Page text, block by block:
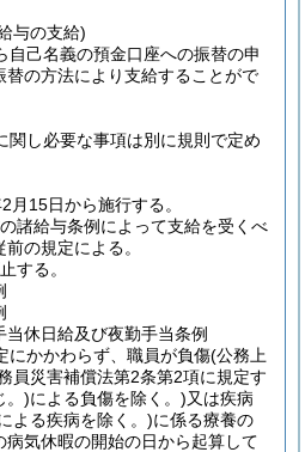
与の支給)
自己名義の預金口座への振替の申
の方法により支給することがで
関し必要な事項は別に規則で定め
月15日から施行する。
諸給与条例によって支給を受くべ
の規定による。
する。
休日給及び夜勤手当条例
にかかわらず、職員が負傷(公務上
員災害補償法第2条第2項に規定す
。)による負傷を除く。)又は疾病
よる疾病を除く。)に係る療養の
病気休暇の開始の日から起算して